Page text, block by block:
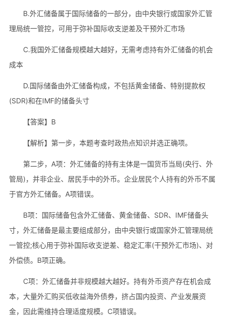
B.外汇储备属于国际储备的一部分，由中央银行或国家外汇管
理局统一管控，可用于弥补国际收支逆差及干预外汇市场
C.我国外汇储备规模越大越好，无需考虑持有外汇储备的机会
成本
D.国际储备由外汇储备构成，不包括黄金储备、特别提款权
(SDR)和在IMF的储备头寸
【答案】B
【解析】第一步，本题考查时政热点知识并选正确项。
第二步，A项：外汇储备的持有主体是一国货币当局(央行、外
管局)，并非企业、居民手中的外币。企业居民个人持有的外币不属
于官方外汇储备。A项错误。
B项：国际储备包含外汇储备、黄金储备、SDR、IMF储备头
寸，外汇储备是最主要组成部分，由中央银行或国家外汇管理局统
一管控;核心用于弥补国际收支逆差、稳定汇率(干预外汇市场)、对
外偿债。B项正确。
C项：外汇储备并非规模越大越好。持有外币资产存在机会成
本，大量外汇购买低收益海外债券，挤占国内投资、产业发展资
金，因此需维持合理适度规模。C项错误。